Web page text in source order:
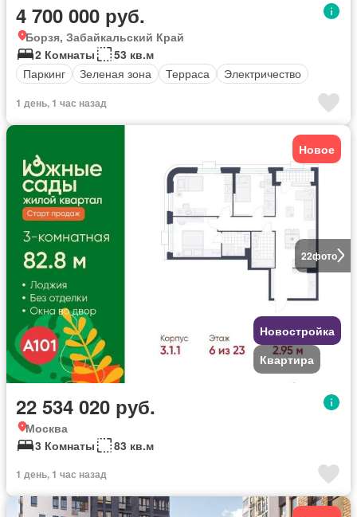
4 700 000 руб.
Борзя, Забайкальский Край
2 Комнаты
53 кв.м
Паркинг
Зеленая зона Терраса Электричество
1 день, 1 час назад
22фото
Новое
Новостройка
Квартира
22 534 020 руб.
Москва
3 Комнаты
83 кв.м
1 день, 1 час назад